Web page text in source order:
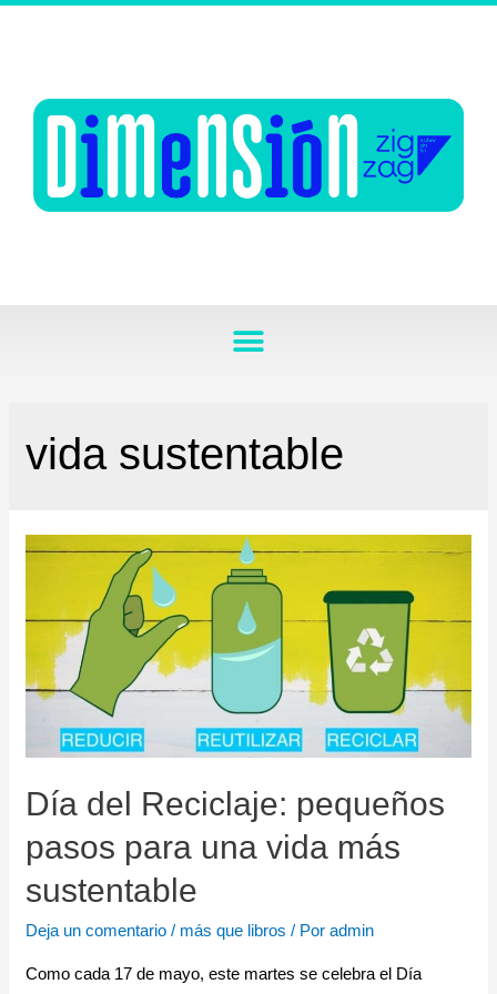
vida sustentable
Día del Reciclaje: pequeños
pasos para una vida más
sustentable
Deja un comentario / más que libros / Poradmin
Como cada 17 de mayo, este martes se celebra el Día